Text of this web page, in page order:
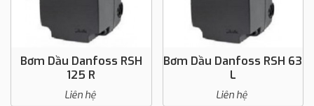
Bơm Dầu Danfoss RSH
125 R
Liên hệ
Bơm Dầu Danfoss RSH 63
L
Liên hệ